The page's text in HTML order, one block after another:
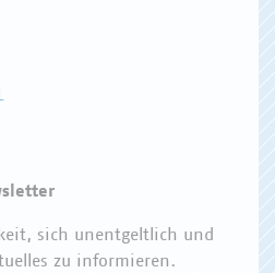
sich unentgeltlich und
zu informieren.